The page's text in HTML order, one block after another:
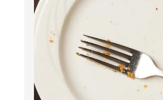
Tältä sivulta löydät Vestian
mahdolliset poikkeukset
tapahtumat.